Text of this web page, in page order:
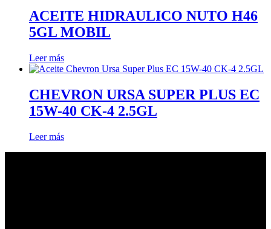
ACEITE HIDRAULICO NUTO H46
5GL MOBIL
Leer más
CHEVRON URSA SUPER PLUS EC
15W-40 CK-4 2.5GL
Leer más